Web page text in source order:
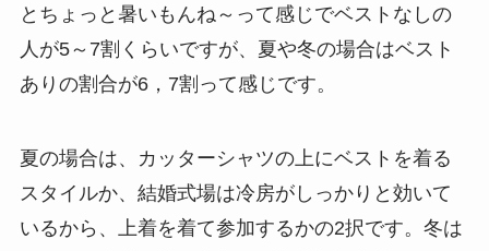
とちょっと暑いもんね～って感じでベストなしの
人が5～7割くらいですが、夏や冬の場合はベスト
ありの割合が6，7割って感じです。
夏の場合は、
カッターシャツの上にベストを着る
スタイルか、結婚式場は冷房がしっかりと効いて
いるから、上着を着て参加するかの2択です。冬は